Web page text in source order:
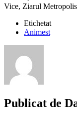
Vice, Ziarul
Etichetat
Animest
Publicat de